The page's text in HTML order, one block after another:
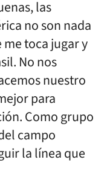
las
no son nada
toca jugar y
No nos
nuestro
para
Como grupo
campo
la línea que